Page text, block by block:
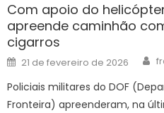
Com apoio do
apreende caminhão
cigarros
Posted
on
21 de fevereiro de 2026
Policiais militares do DOF
Fronteira) apreenderam, na